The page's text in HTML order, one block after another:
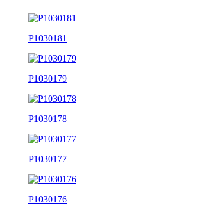
P1030181
P1030179
P1030178
P1030177
P1030176